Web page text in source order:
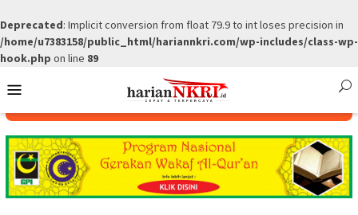
Deprecated: Implicit conversion from float 79.9 to int loses precision in
/home/u7383158/public_html/hariannkri.com/wp-includes/class-wp-
hook.php on line 89
to
Menu